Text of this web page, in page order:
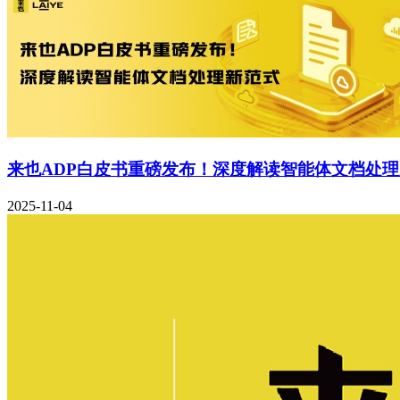
来也ADP白皮书重磅发布！深度解读智能体文档处
2025-11-04